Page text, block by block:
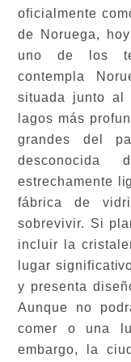
oficialmente
de Noruega,
uno de los
contempla
situada junto al
lagos más
grandes del
estrechamente
fábrica de
sobrevivir. Si
incluir la
lugar
y presenta
Aunque no
comer o una
embargo, la